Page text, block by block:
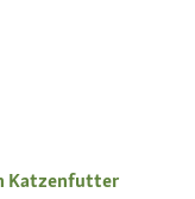
Katzenfutter